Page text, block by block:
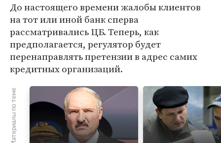
До настоящего времени жалобы клиентов
на тот или иной банк сперва
рассматривались ЦБ. Теперь, как
предполагается, регулятор будет
перенаправлять претензии в адрес самих
кредитных организаций.
Материалы по теме